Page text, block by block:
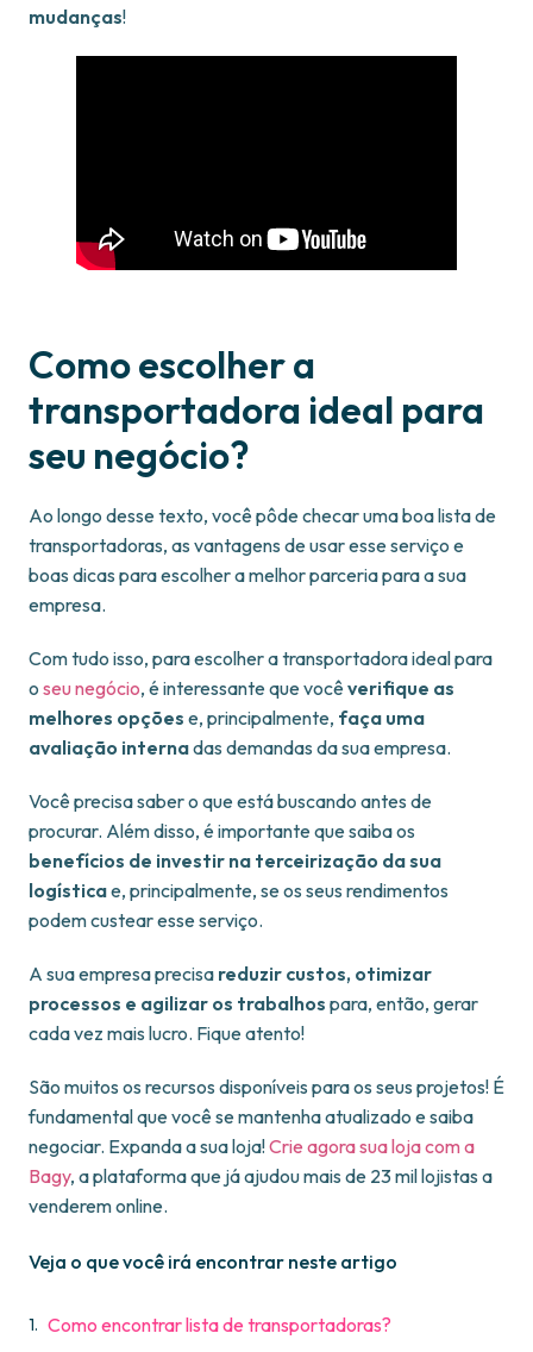
mudanças!
Como escolher a
transportadora ideal para
seu negócio?
Ao longo desse texto, você pôde checar uma boa lista de
transportadoras, as vantagens de usar esse serviço e
boas dicas para escolher a melhor parceria para a sua
empresa.
Com tudo isso, para escolher a transportadora ideal para
o seu negócio, é interessante que vocêverifique as
melhores opções e, principalmente, faça uma
avaliação internadas demandas da sua empresa.
Você precisa saber o que está buscando antes de
procurar. Além disso, é importante que saiba os
benefícios de investir na terceirização da sua
logísticae, principalmente, se os seus rendimentos
podem custear esse serviço.
A sua empresa precisa reduzir custos, otimizar
processos e agilizar os trabalhos para, então, gerar
cada vez mais lucro. Fique atento!
São muitos os recursos disponíveis para os seus projetos! É
fundamental que você se mantenha atualizado e saiba
negociar. Expanda a sua loja!Crie agora sua loja com a
Bagy, a plataforma que já ajudou mais de 23 mil lojistas a
venderem online.
Veja o que você irá encontrar neste artigo
Como encontrar lista de transportadoras?